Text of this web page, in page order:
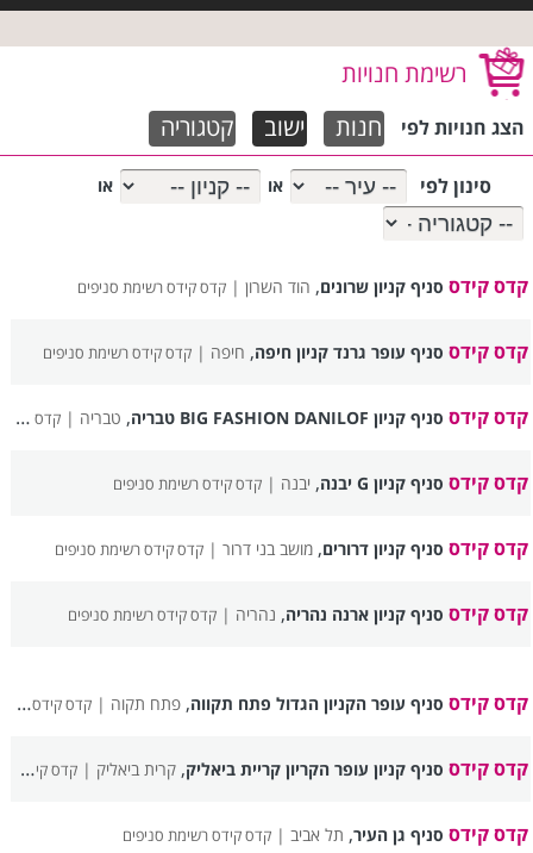
רשימת חנויות
הצג חנויות לפי חנות ישוב קטגוריה
סינון לפי או או
קדס קידס סניף קניון שרונים, הוד השרון |קדס קידס רשימת סניפים
קדס קידס סניף עופר גרנד קניון חיפה, חיפה |קדס קידס רשימת סניפים
קדס קידס סניף קניון BIG FASHION DANILOF טבריה , טבריה |קדס קידס רשימת סניפים
קדס קידס סניף קניון G יבנה , יבנה |קדס קידס רשימת סניפים
קדס קידס סניף קניון דרורים,מושב בני דרור |קדס קידס רשימת סניפים
קדס קידס סניף קניון ארנה נהריה, נהריה |קדס קידס רשימת סניפים
קדס קידס סניף עופר הקניון הגדול פתח תקווה,פתח תקוה |קדס קידס רשימת סניפים
קדס קידס סניף קניון עופר הקריון קריית ביאליק,קרית ביאליק |קדס קידס רשימת סניפים
קדס קידס סניף גן העיר, תל אביב |קדס קידס רשימת סניפים